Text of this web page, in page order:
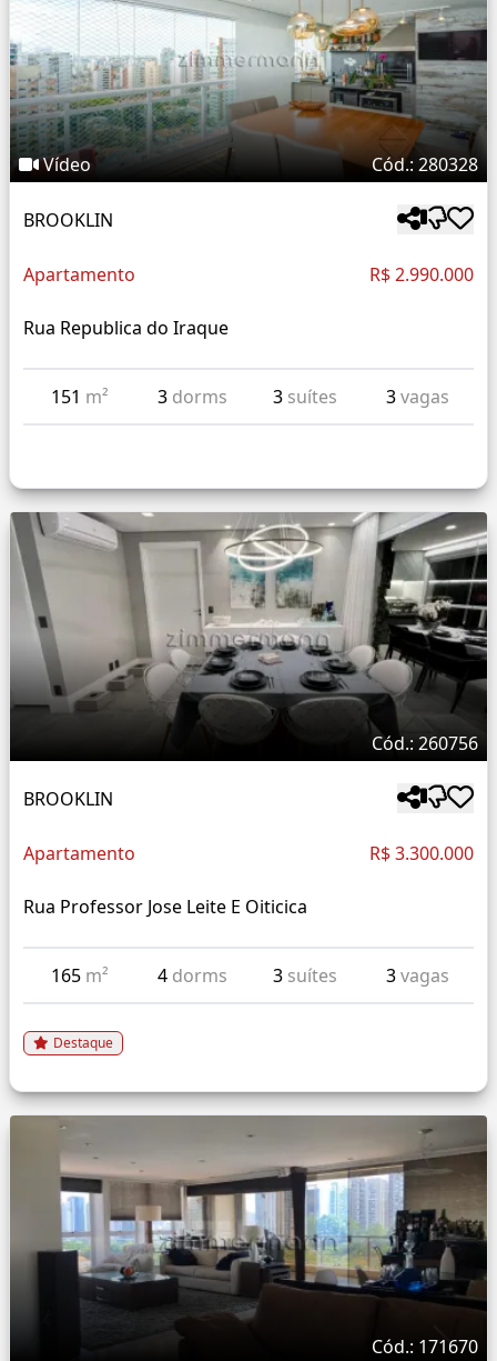
Vídeo Cód.: 280328
BROOKLIN
Apartamento R$ 2.990.000
Rua Republica do Iraque
151 m² 3 dorms 3 suítes 3vagas
Cód.: 260756
BROOKLIN
Apartamento R$ 3.300.000
Rua Professor Jose Leite E Oiticica
165 m² 4 dorms 3 suítes 3vagas
Destaque
Cód.: 171670